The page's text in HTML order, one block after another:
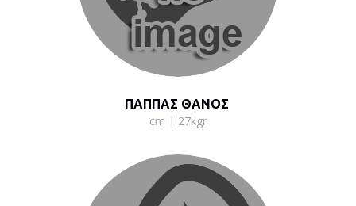
ΠΑΠΠΑΣ ΘΑΝΟΣ
cm | 27kgr